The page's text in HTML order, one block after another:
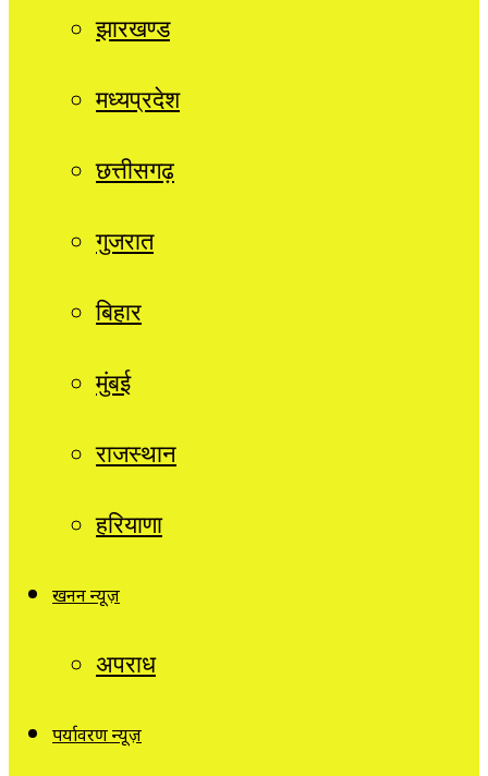
झारखण्ड
मध्यप्रदेश
छत्तीसगढ़
गुजरात
बिहार
मुंबई
राजस्थान
हरियाणा
खनन न्यूज़
अपराध
पर्यावरण न्यूज़